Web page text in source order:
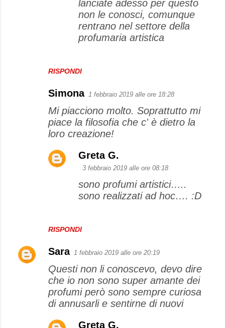
RISPONDI
lanciate adesso per questo
non le conosci, comunque
rentrano nel settore della
profumaria artistica
Simona 1 febbraio 2019 alle ore 18:28
Mi piacciono molto. Soprattutto mi
piace la filosofia che c' è dietro la
loro creazione!
RISPONDI
Greta G.
3 febbraio 2019 alle ore 08:18
sono profumi artistici…..
sono realizzati ad hoc…. :D
Sara 1 febbraio 2019 alle ore 20:19
Questi non li conoscevo, devo dire
che io non sono super amante dei
profumi però sono sempre curiosa
di annusarli e sentirne di nuovi
Greta G.